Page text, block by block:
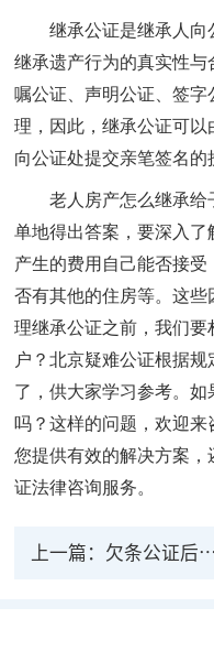
继承公证是继承人
继承遗产行为的真实性
嘱公证、声明公证、签
理，因此，继承公证可
向公证处提交亲笔签名的
老人房产怎么继承给
单地得出答案，要深入
产生的费用自己能否接
否有其他的住房等。这
理继承公证之前，我们
户？北京疑难公证根据
了，供大家学习参考。如
吗？这样的问题，欢迎
您提供有效的解决方案
证法律咨询服务。
上一篇： 欠条公证后的法律效力